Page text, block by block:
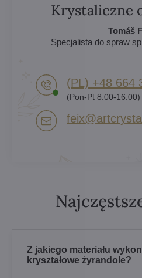
Krystaliczne
Tomáš
Specjalista do spraw
(PL) +48 664
(Pon-Pt 8:00-16:00)
Z jakiego materiału
kryształowe żyrandole?